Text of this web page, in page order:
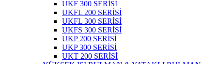
UKF 300 SERİSİ
UKFL 200 SERİSİ
UKFL 300 SERİSİ
UKFS 300 SERİSİ
UKP 200 SERİSİ
UKP 300 SERİSİ
UKT 200 SERİSİ